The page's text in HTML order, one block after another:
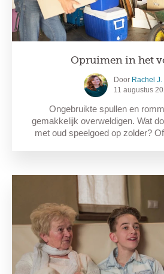
Opruimen in het
Door Rachel J.
11 augustus
Ongebruikte spullen en
gemakkelijk overweldigen. Wat
met oud speelgoed op zolder?